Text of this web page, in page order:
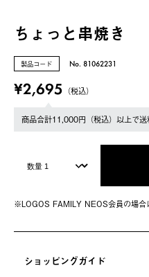
ちょっと串焼き
製品コード No. 81062231
¥2,695 （税込）
商品合計11,000円（税込）以上で送
※LOGOS FAMILY NEOS会員の場合
ショッピングガイド